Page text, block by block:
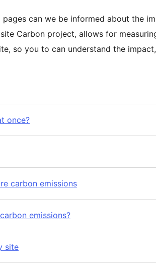
can we be informed about the
Carbon project, allows for
so you to can understand the
once?
carbon emissions
emissions?
site